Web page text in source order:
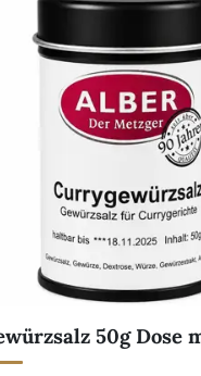
50g Dose